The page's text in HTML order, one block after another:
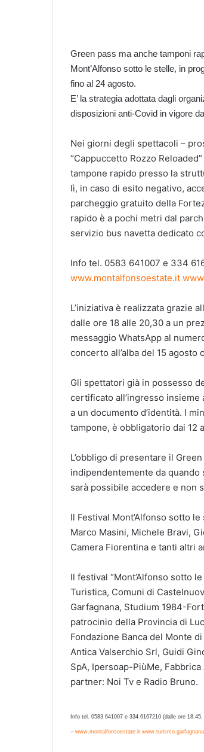
Green pass ma anche tamponi
Mont’Alfonso sotto le stelle, in
fino al 24 agosto.
E’ la strategia adottata dagli
disposizioni anti-Covid in vigore
Nei giorni degli spettacoli –
“Cappuccetto Rozzo
tampone rapido presso la
lì, in caso di esito negativo,
parcheggio gratuito della
rapido è a pochi metri dal
servizio bus navetta dedicato
Info tel. 0583 641007 e 334
www.montalfonsoestate.it
L’iniziativa è realizzata grazie
dalle ore 18 alle 20,30 a un
messaggio WhatsApp al
concerto all’alba del 15 agosto
Gli spettatori già in possesso
certificato all’ingresso
a un documento d’identità. I
tampone, è obbligatorio dai 12
L’obbligo di presentare il
indipendentemente da
sarà possibile accedere e non
Il Festival Mont’Alfonso sotto
Marco Masini, Michele Bravi,
Camera Fiorentina e tanti altri
Il festival “Mont’Alfonso sotto
Turistica, Comuni di
Garfagnana, Studium 1984-
patrocinio della Provincia di
Fondazione Banca del Monte
Antica Valserchio Srl, Guidi
SpA, Ipersoap-PiùMe,
partner: Noi Tv e Radio Bruno.
Info tel. 0583 641007 e 334 6167210 (dalle ore
– www.montalfonsoestate.it